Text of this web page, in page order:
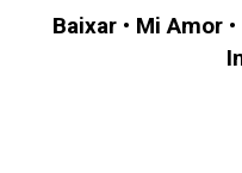
Baixar • Mi Amor •